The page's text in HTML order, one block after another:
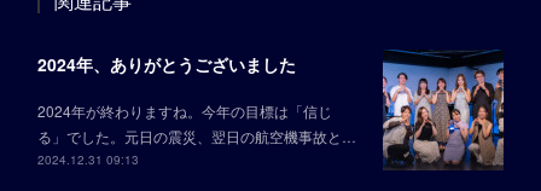
2024年、ありがとうございました
2024年が終わりますね。今年の目標は「信じ
る」でした。元日の震災、翌日の航空機事故と…
2024.12.31 09:13